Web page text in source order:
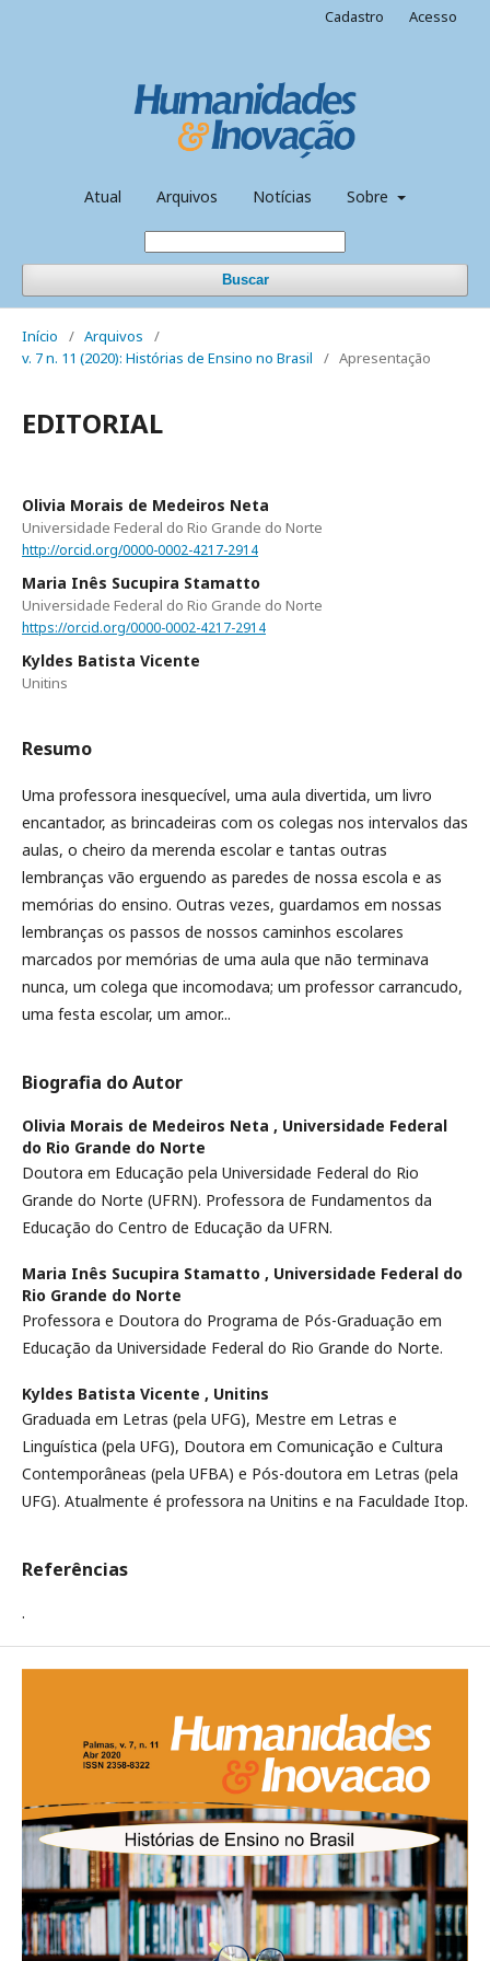
Atual Arquivos Notícias Sobre
Buscar
Cadastro Acesso
Início / Arquivos
/
v. 7 n. 11 (2020): Histórias de Ensino no Brasil
/ Apresentação
EDITORIAL
Olivia Morais de Medeiros Neta
Universidade Federal do Rio Grande do Norte
http://orcid.org/0000-0002-4217-2914
Maria Inês Sucupira Stamatto
Universidade Federal do Rio Grande do Norte
https://orcid.org/0000-0002-4217-2914
Kyldes Batista Vicente
Unitins
Resumo
Uma professora inesquecível, uma aula divertida, um livro
encantador, as brincadeiras com os colegas nos intervalos das
aulas, o cheiro da merenda escolar e tantas outras
lembranças vão erguendo as paredes de nossa escola e as
memórias do ensino. Outras vezes, guardamos em nossas
lembranças os passos de nossos caminhos escolares
marcados por memórias de uma aula que não terminava
nunca, um colega que incomodava; um professor carrancudo,
uma festa escolar, um amor...
Biografia do Autor
Olivia Morais de Medeiros Neta , Universidade Federal
do Rio Grande do Norte
Doutora em Educação pela Universidade Federal do Rio
Grande do Norte (UFRN). Professora de Fundamentos da
Educação do Centro de Educação da UFRN.
Maria Inês Sucupira Stamatto , Universidade Federal do
Rio Grande do Norte
Professora e Doutora do Programa de Pós-Graduação em
Educação da Universidade Federal do Rio Grande do Norte.
Kyldes Batista Vicente , Unitins
Graduada em Letras (pela UFG), Mestre em Letras e
Linguística (pela UFG), Doutora em Comunicação e Cultura
Contemporâneas (pela UFBA) e Pós-doutora em Letras (pela
UFG). Atualmente é professora na Unitins e na Faculdade Itop.
Referências
.